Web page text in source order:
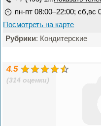
пн-пт 08:00–22:00; сб,вс
Посмотреть на карте
Рубрики: Кондитерские
4.5
(314 оценки)